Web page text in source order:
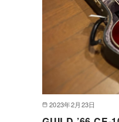
2023年2月23日